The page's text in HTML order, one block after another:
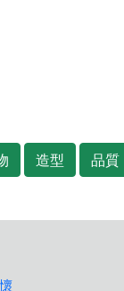
造型 品質